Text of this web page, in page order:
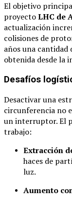
El objetivo
proyectoLHC de
actualización
colisiones de
años una cantidad
obtenida desde la
Desafíos
Desactivar una
circunferencia no
un interruptor. El
trabajo:
Extracción
haces de
luz.
Aumento